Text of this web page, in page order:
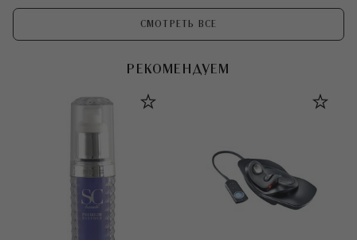
СМОТРЕТЬ ВСЕ
РЕКОМЕНДУЕМ